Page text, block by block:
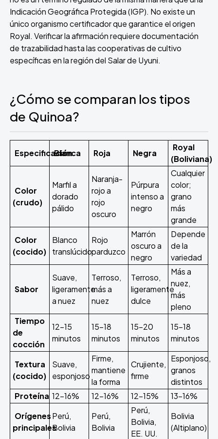
Indicación Geográfica Protegida (IGP). No existe un
único organismo certificador que garantice el origen
Royal. Verificar la afirmación requiere documentación
de trazabilidad hasta las cooperativas de cultivo
específicas en la región del Salar de Uyuni.
¿Cómo se comparan los tipos
de Quinoa?
Especificación
Blanca Roja Negra
Royal
(Boliviana)
Color
(crudo)
Marfil a
dorado
pálido
Naranja-
rojo a
rojo
oscuro
Púrpura
intenso a
negro
Cualquier
color;
grano
más
grande
Color
(cocido)
Blanco
translúcido
Rojo
parduzco
Marrón
oscuro a
negro
Depende
de la
variedad
Sabor
Suave,
ligeramente
a nuez
Terroso,
más a
nuez
Terroso,
ligeramente
dulce
Más a
nuez,
más
pleno
Tiempo
de
cocción
12-15
minutos
15-18
minutos
15-20
minutos
15-18
minutos
Textura
(cocido)
Suave,
esponjoso
Firme,
mantiene
la forma
Crujiente,
firme
Esponjoso,
granos
distintos
Proteína 12-16% 12-16% 12-15%
13-16%
Orígenes
principales
Perú,
Bolivia
Perú,
Bolivia
Perú,
Bolivia,
EE. UU.
Bolivia
(Altiplano)